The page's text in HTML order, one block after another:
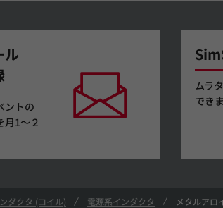
ル
ントの
月1～２
ムラ
できま
ダクタ (コイル) 電源系インダクタ メタルアロ